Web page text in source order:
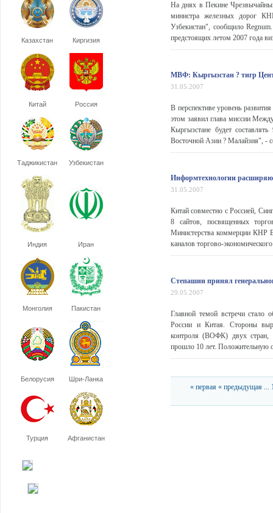
Казахстан Киргизия
Китай Россия
Таджикистан Узбекистан
Индия Иран
Монголия Пакистан
Белорусия Шри-Ланка
Турция Афганистан
На днях в Пекине
министра железных дорог
Узбекистан", сообщило
предстоящих летом 2007 года
МВФ: Кыргызстан ? тигр
31.05.2007
В перспективе уровень
этом заявил глава миссии
Кыргызстане будет
Восточной Азии ? Малайзия", -
Информтехнологии
31.05.2007
Китай совместно с Россией,
8 сайтов, посвященных
Министерства коммерции КНР
каналов торгово-
Степашин принял
29.05.2007
Главной темой встречи стало
России и Китая. Стороны
контроля (ВОФК) двух стран,
прошло 10 лет. Положительную
« первая « предыдущая ...